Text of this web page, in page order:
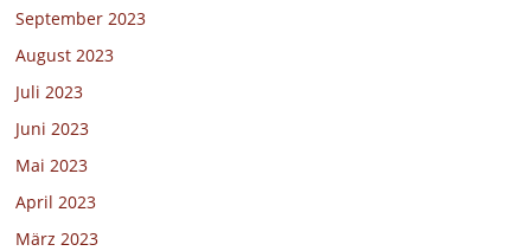
September 2023
August 2023
Juli 2023
Juni 2023
Mai 2023
April 2023
März 2023